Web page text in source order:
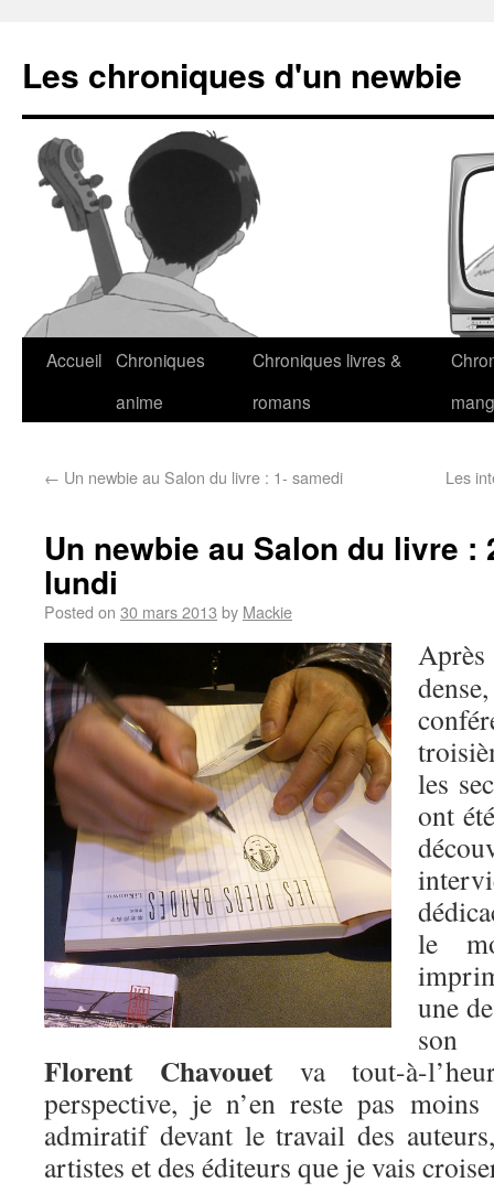
Les chroniques d'un newbie
Accueil Chroniques
anime
Chroniques livres &
romans
← Un newbie au Salon du livre : 1- samedi Les
Un newbie au Salon du livre :
lundi
Posted on 30 mars 2013 by Mackie
les
ont
le
une
son
Florent Chavouet va tout-à-
perspective, je n’en reste pas
admiratif devant le travail des
artistes et des éditeurs que je vais